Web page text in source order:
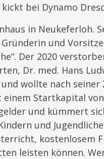
bei Dynamo
in Neukeferloh.
und
Der 2020
Dr. med. Hans
wollte nach seiner
einem Startkapital
und kümmert
und
kostenlosem
leisten können.